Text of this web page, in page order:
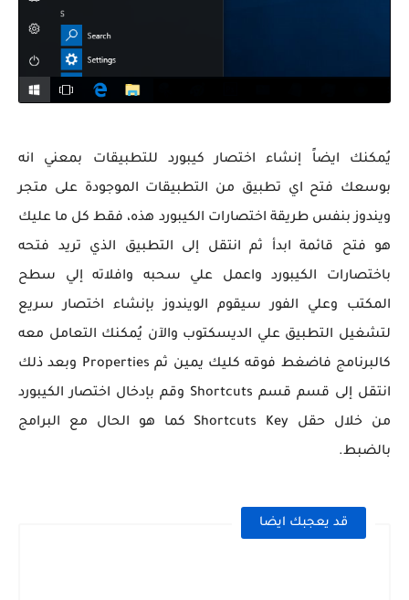
يُمكنك ايضاً إنشاء اختصار كيبورد للتطبيقات بمعني انه
بوسعك فتح اي تطبيق من التطبيقات الموجودة على متجر
ويندوز بنفس طريقة اختصارات الكيبورد هذه، فقط كل ما عليك
هو فتح قائمة ابدأ ثم انتقل إلى التطبيق الذي تريد فتحه
باختصارات الكيبورد واعمل علي سحبه وافلاته إلي سطح
المكتب وعلي الفور سيقوم الويندوز بإنشاء اختصار سريع
لتشغيل التطبيق علي الديسكتوب والآن يُمكنك التعامل معه
كالبرنامج فاضغط فوقه كليك يمين ثم Properties وبعد ذلك
انتقل إلى قسم
قسم Shortcuts وقم بإدخال اختصار الكيبورد
من خلال حقل
Shortcuts Key كما هو الحال مع البرامج
بالضبط.
قد يعجبك ايضا